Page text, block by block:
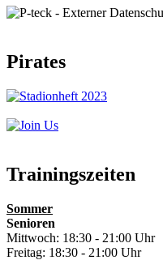
Pirates
Trainingszeiten
Sommer
Senioren
Mittwoch: 18:30 - 21:00 Uhr
Freitag: 18:30 - 21:00 Uhr